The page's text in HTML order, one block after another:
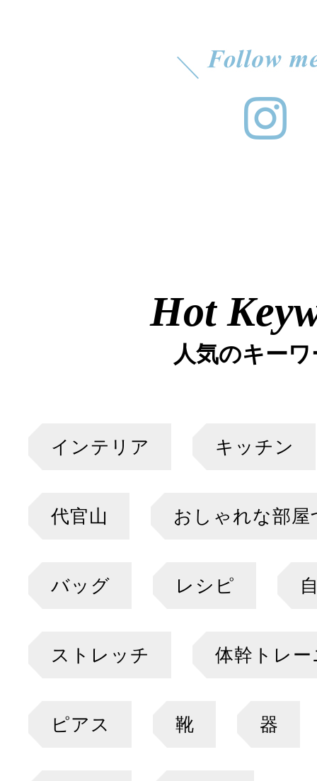
Hot
人気のキー
インテリア キッチン
代官山 おしゃれな部屋
バッグ レシピ
ストレッチ 体幹トレ
ピアス 靴 器